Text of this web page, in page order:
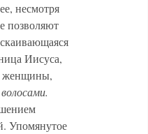
несмотря
позволяют
Иисуса,
женщины,
волосами.
Упомянутое